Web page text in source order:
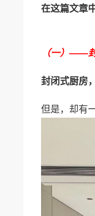
在这篇文章
（一）——
封闭式厨房
但是，却有